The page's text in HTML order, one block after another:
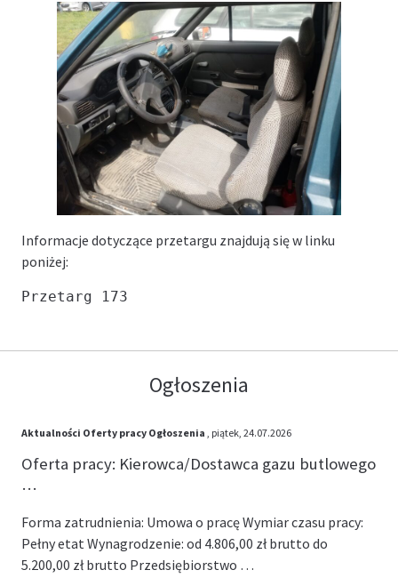
Informacje dotyczące przetargu znajdują się w linku
poniżej:
Przetarg 173
Ogłoszenia
Aktualności Oferty pracy Ogłoszenia , piątek, 24.07.2026
Oferta pracy: Kierowca/Dostawca gazu butlowego
…
Forma zatrudnienia: Umowa o pracę Wymiar czasu pracy:
Pełny etat Wynagrodzenie: od 4.806,00 zł brutto do
5.200,00 zł brutto Przedsiębiorstwo …